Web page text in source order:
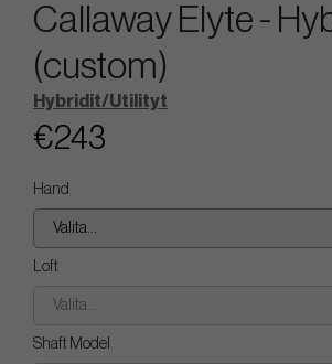
Callaway Elyte -
(custom)
Hybridit/Utilityt
€243
Hand
Valita...
Loft
Valita...
Shaft Model